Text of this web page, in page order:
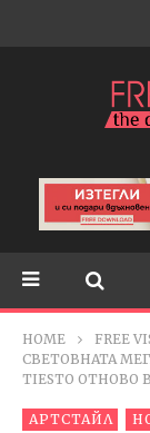
HOME FREE
СВЕТОВНАТА
TIESTO ОТНОВО
АРТСТАЙЛ